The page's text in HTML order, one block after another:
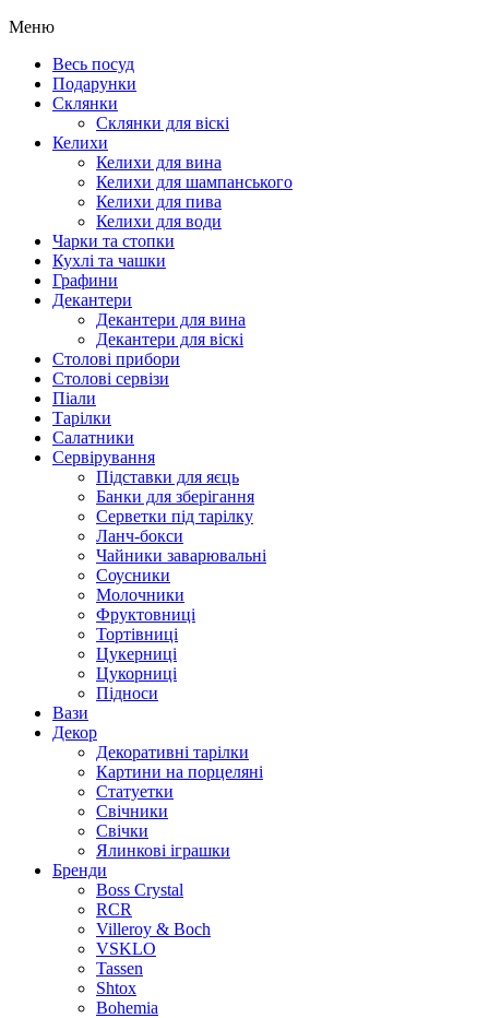
Меню
Весь посуд
Подарунки
Склянки
Склянки для віскі
Келихи
Келихи для вина
Келихи для шампанського
Келихи для пива
Келихи для води
Чарки та стопки
Кухлі та чашки
Графини
Декантери
Декантери для вина
Декантери для віскі
Столові прибори
Столові сервізи
Піали
Тарілки
Салатники
Сервірування
Підставки для яєць
Банки для зберігання
Серветки під тарілку
Ланч-бокси
Чайники заварювальні
Соусники
Молочники
Фруктовниці
Тортівниці
Цукерниці
Цукорниці
Підноси
Вази
Декор
Декоративні тарілки
Картини на порцеляні
Статуетки
Свічники
Свічки
Ялинкові іграшки
Бренди
Boss Crystal
RCR
Villeroy & Boch
VSKLO
Tassen
Shtox
Bohemia